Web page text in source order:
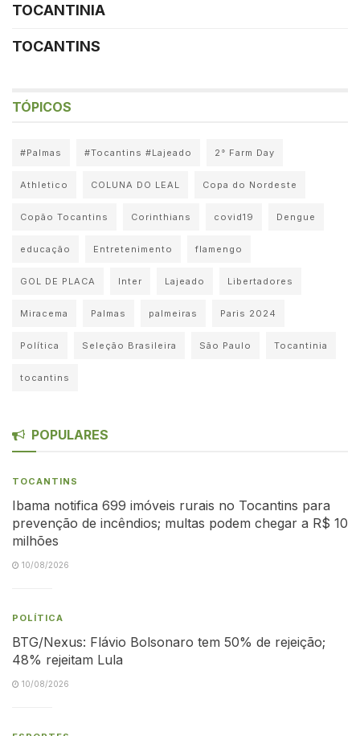
TOCANTINIA
TOCANTINS
TÓPICOS
#Palmas #Tocantins #Lajeado 2° Farm Day
Athletico COLUNA DO LEAL Copa do Nordeste
Copão Tocantins Corinthians covid19 Dengue
educação Entretenimento flamengo
GOL DE PLACA Inter Lajeado Libertadores
Miracema Palmas palmeiras Paris 2024
Política Seleção Brasileira São Paulo Tocantinia
tocantins
POPULARES
TOCANTINS
Ibama notifica 699 imóveis rurais no Tocantins para
prevenção de incêndios; multas podem chegar a R$ 10
milhões
10/08/2026
POLÍTICA
BTG/Nexus: Flávio Bolsonaro tem 50% de rejeição;
48% rejeitam Lula
10/08/2026